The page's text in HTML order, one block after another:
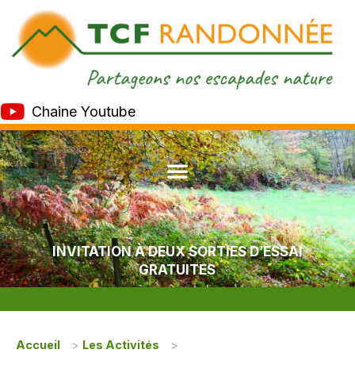
Chaine Youtube
INVITATION À DEUX SORTIES D’ESSAI
GRATUITES
Accueil > Les Activités >